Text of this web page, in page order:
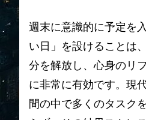
週末に意識的に予定を
い日」を設けることは
分を解放し、心身のリ
に非常に有効です。現
間の中で多くのタスク